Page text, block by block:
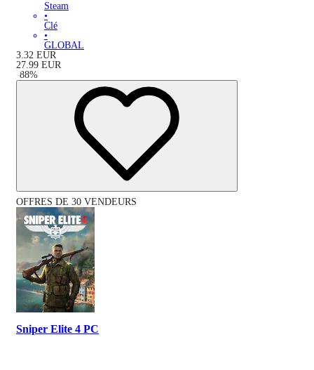
Steam
•
Clé
•
GLOBAL
3.32 EUR
27.99 EUR
-88%
OFFRES DE 30 VENDEURS
Sniper Elite 4 PC